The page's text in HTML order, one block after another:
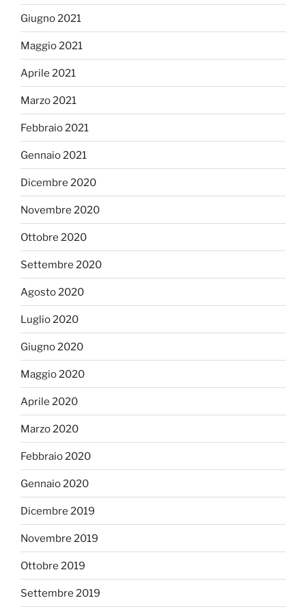
Giugno 2021
Maggio 2021
Aprile 2021
Marzo 2021
Febbraio 2021
Gennaio 2021
Dicembre 2020
Novembre 2020
Ottobre 2020
Settembre 2020
Agosto 2020
Luglio 2020
Giugno 2020
Maggio 2020
Aprile 2020
Marzo 2020
Febbraio 2020
Gennaio 2020
Dicembre 2019
Novembre 2019
Ottobre 2019
Settembre 2019